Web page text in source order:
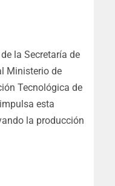
la Secretaría de
Ministerio de
Tecnológica de
esta
la producción